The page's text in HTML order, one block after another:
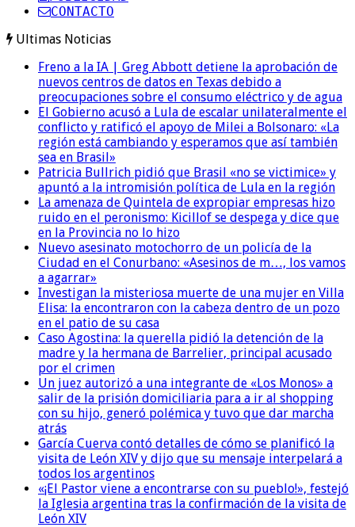
CONTACTO
Ultimas Noticias
Freno a la IA | Greg Abbott detiene la aprobación de
nuevos centros de datos en Texas debido a
preocupaciones sobre el consumo eléctrico y de agua
El Gobierno acusó a Lula de escalar unilateralmente el
conflicto y ratificó el apoyo de Milei a Bolsonaro: «La
región está cambiando y esperamos que así también
sea en Brasil»
Patricia Bullrich pidió que Brasil «no se victimice» y
apuntó a la intromisión política de Lula en la región
La amenaza de Quintela de expropiar empresas hizo
ruido en el peronismo: Kicillof se despega y dice que
en la Provincia no lo hizo
Nuevo asesinato motochorro de un policía de la
Ciudad en el Conurbano: «Asesinos de m…, los vamos
a agarrar»
Investigan la misteriosa muerte de una mujer en Villa
Elisa: la encontraron con la cabeza dentro de un pozo
en el patio de su casa
Caso Agostina: la querella pidió la detención de la
madre y la hermana de Barrelier, principal acusado
por el crimen
Un juez autorizó a una integrante de «Los Monos» a
salir de la prisión domiciliaria para a ir al shopping
con su hijo, generó polémica y tuvo que dar marcha
atrás
García Cuerva contó detalles de cómo se planificó la
visita de León XIV y dijo que su mensaje interpelará a
todos los argentinos
«¡El Pastor viene a encontrarse con su pueblo!», festejó
la Iglesia argentina tras la confirmación de la visita de
León XIV